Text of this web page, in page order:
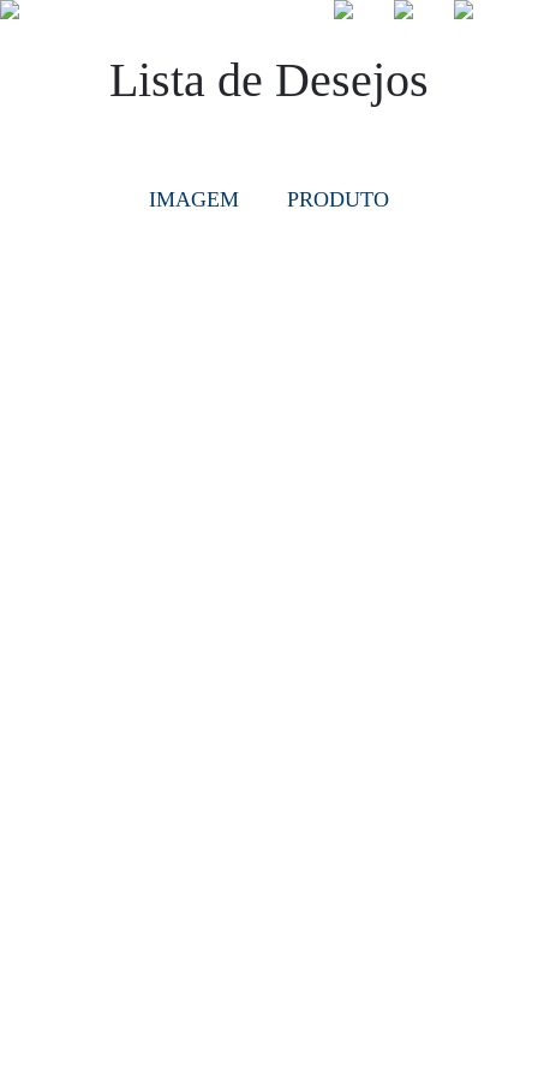
Lista de Desejos
IMAGEM PRODUTO